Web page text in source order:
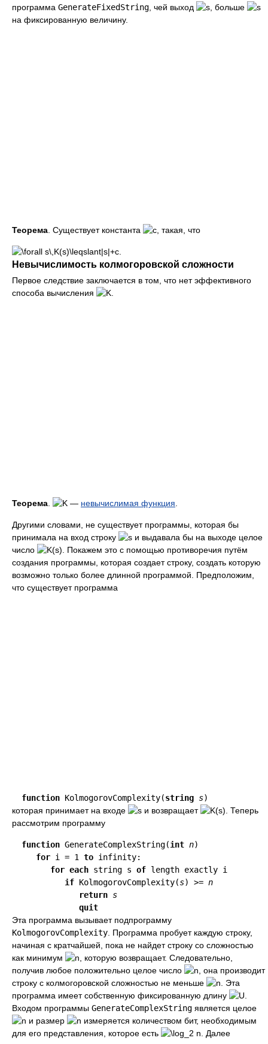
программа GenerateFixedString , чей выход
, больше
на фиксированную величину.
Теорема . Существует константа , такая, что
Невычислимость колмогоровской сложности
Первое следствие заключается в том, что нет эффективного
способа вычисления
Теорема — невычислимая функция
Другими словами, не существует программы, которая бы
принимала на вход строку
и выдавала бы на выходе целое
число
. Покажем это с помощью противоречия путём
создания программы, которая создает строку, создать которую
возможно только более длинной программой. Предположим,
что существует программа
function KolmogorovComplexity(string s)
которая принимает на входе
и возвращает
. Теперь
рассмотрим программу
function GenerateComplexString(int n)
for i = 1 to infinity:
for each string s of length exactly i
if KolmogorovComplexity(s) >= n
return s
quit
Эта программа вызывает подпрограмму
KolmogorovComplexity . Программа пробует каждую строку,
начиная с кратчайшей, пока не найдет строку со сложностью
как минимум
, которую возвращает. Следовательно,
получив любое положительно целое число
, она производит
строку с колмогоровской сложностью не меньше
. Эта
программа имеет собственную фиксированную длину
Входом программы GenerateComplexString является целое
и размер
измеряется количеством бит, необходимым
для его представления, которое есть
. Далее